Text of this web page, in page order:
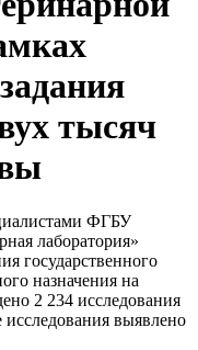
тысяч
ФГБУ
лаборатория»
государственного
назначения на
2 234 исследования
выявлено